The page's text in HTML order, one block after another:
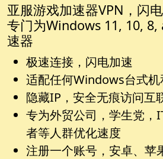
亚服游戏加速器VPN，闪
专门为Windows 11, 10, 8,
速器
极速连接，闪电加速
适配任何Windows台式机
隐藏IP，安全无痕访问互
专为外贸公司，学生党，
者等人群优化速度
注册一个账号，安卓、苹